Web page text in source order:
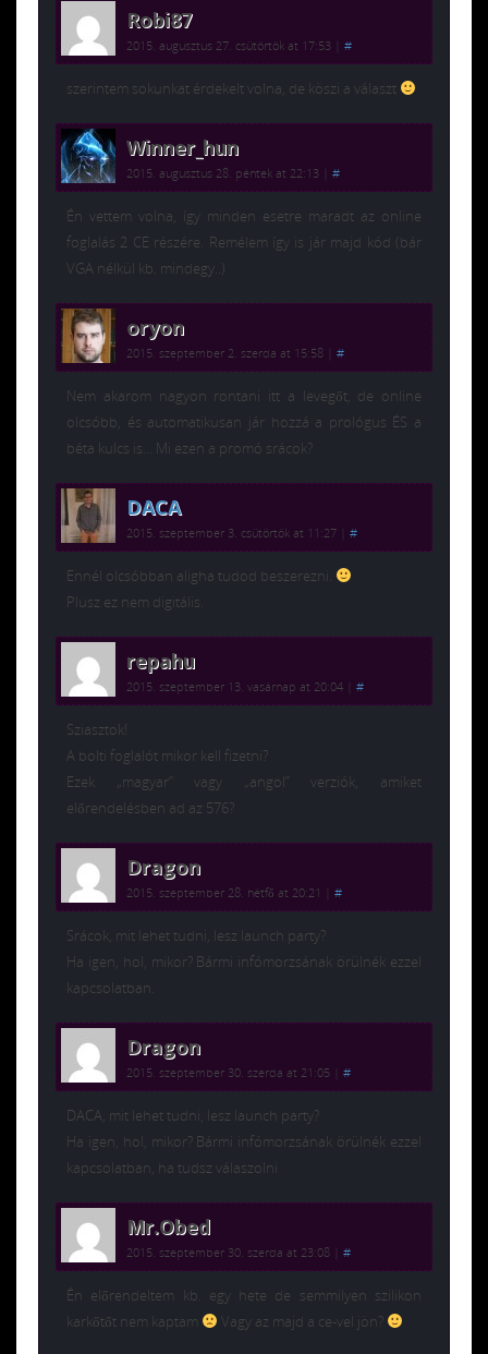
Robi87
2015. augusztus 27. csütörtök at 17:53 #
szerintem sokunkat érdekelt volna, de köszi a választ
Winner_hun
2015. augusztus 28. péntek at 22:13 #
Én vettem volna, így minden esetre maradt az online
foglalás 2 CE részére. Remélem így is jár majd kód (bár
VGA nélkül kb. mindegy..)
oryon
2015. szeptember 2. szerda at 15:58 #
Nem akarom nagyon rontani itt a levegőt, de online
olcsóbb, és automatikusan jár hozzá a prológus ÉS a
béta kulcs is… Mi ezen a promó srácok?
DACA
2015. szeptember 3. csütörtök at 11:27 #
Ennél olcsóbban aligha tudod beszerezni.
Plusz ez nem digitális.
repahu
2015. szeptember 13. vasárnap at 20:04 #
Sziasztok!
A bolti foglalót mikor kell fizetni?
Ezek „magyar” vagy „angol” verziók, amiket
előrendelésben ad az 576?
Dragon
2015. szeptember 28. hétfő at 20:21 #
Srácok, mit lehet tudni, lesz launch party?
Ha igen, hol, mikor? Bármi infómorzsának örülnék ezzel
kapcsolatban.
Dragon
2015. szeptember 30. szerda at 21:05 #
DACA, mit lehet tudni, lesz launch party?
Ha igen, hol, mikor? Bármi infómorzsának örülnék ezzel
kapcsolatban, ha tudsz válaszolni
Mr.Obed
2015. szeptember 30. szerda at 23:08 #
Én előrendeltem kb. egy hete de semmilyen szilikon
karkőtőt nem kaptam
Vagy az majd a ce-vel jön?